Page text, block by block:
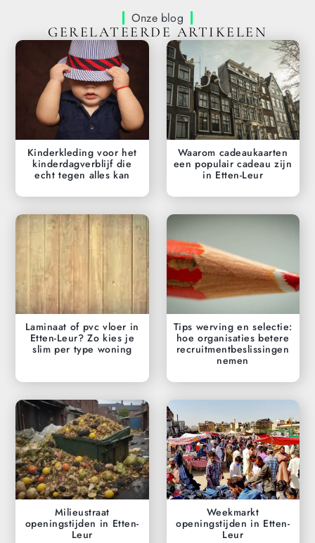
Onze blog
GERELATEERDE ARTIKELEN
Kinderkleding voor het
kinderdagverblijf die
echt tegen alles kan
Waarom cadeaukaarten
een populair cadeau zijn
in Etten-Leur
Laminaat of pvc vloer in
Etten-Leur? Zo kies je
slim per type woning
Tips werving en selectie:
hoe organisaties betere
recruitmentbeslissingen
nemen
Milieustraat
openingstijden in Etten-
Leur
Weekmarkt
openingstijden in Etten-
Leur